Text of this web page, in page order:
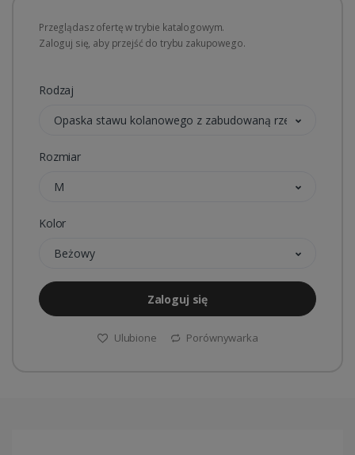
Przeglądasz ofertę w trybie katalogowym.
Zaloguj się, aby przejść do trybu zakupowego.
Rodzaj
Opaska stawu kolanowego z zabudowaną rzepką
Rozmiar
M
Kolor
Beżowy
Zaloguj się
Ulubione Porównywarka